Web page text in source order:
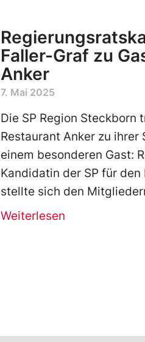
Faller-Graf zu
Anker
7. Mai 2025
Die SP Region Steckborn
Restaurant Anker zu
einem besonderen Gast:
Kandidatin der SP für
stellte sich den
Weiterlesen